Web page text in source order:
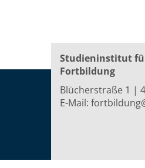
Studieninstitut
Fortbildung
Blücherstraße 1 |
E-Mail: